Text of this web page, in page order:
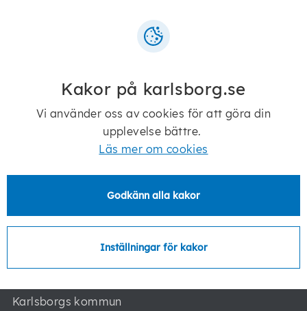
1
0505-170 00
Karlsborgs kommun
546 82 Karlsborg
Karlsborgs kommun
Kakor på karlsborg.se
Vi använder oss av cookies för att göra din
upplevelse bättre.
Läs mer om cookies
Godkänn alla kakor
Inställningar för kakor